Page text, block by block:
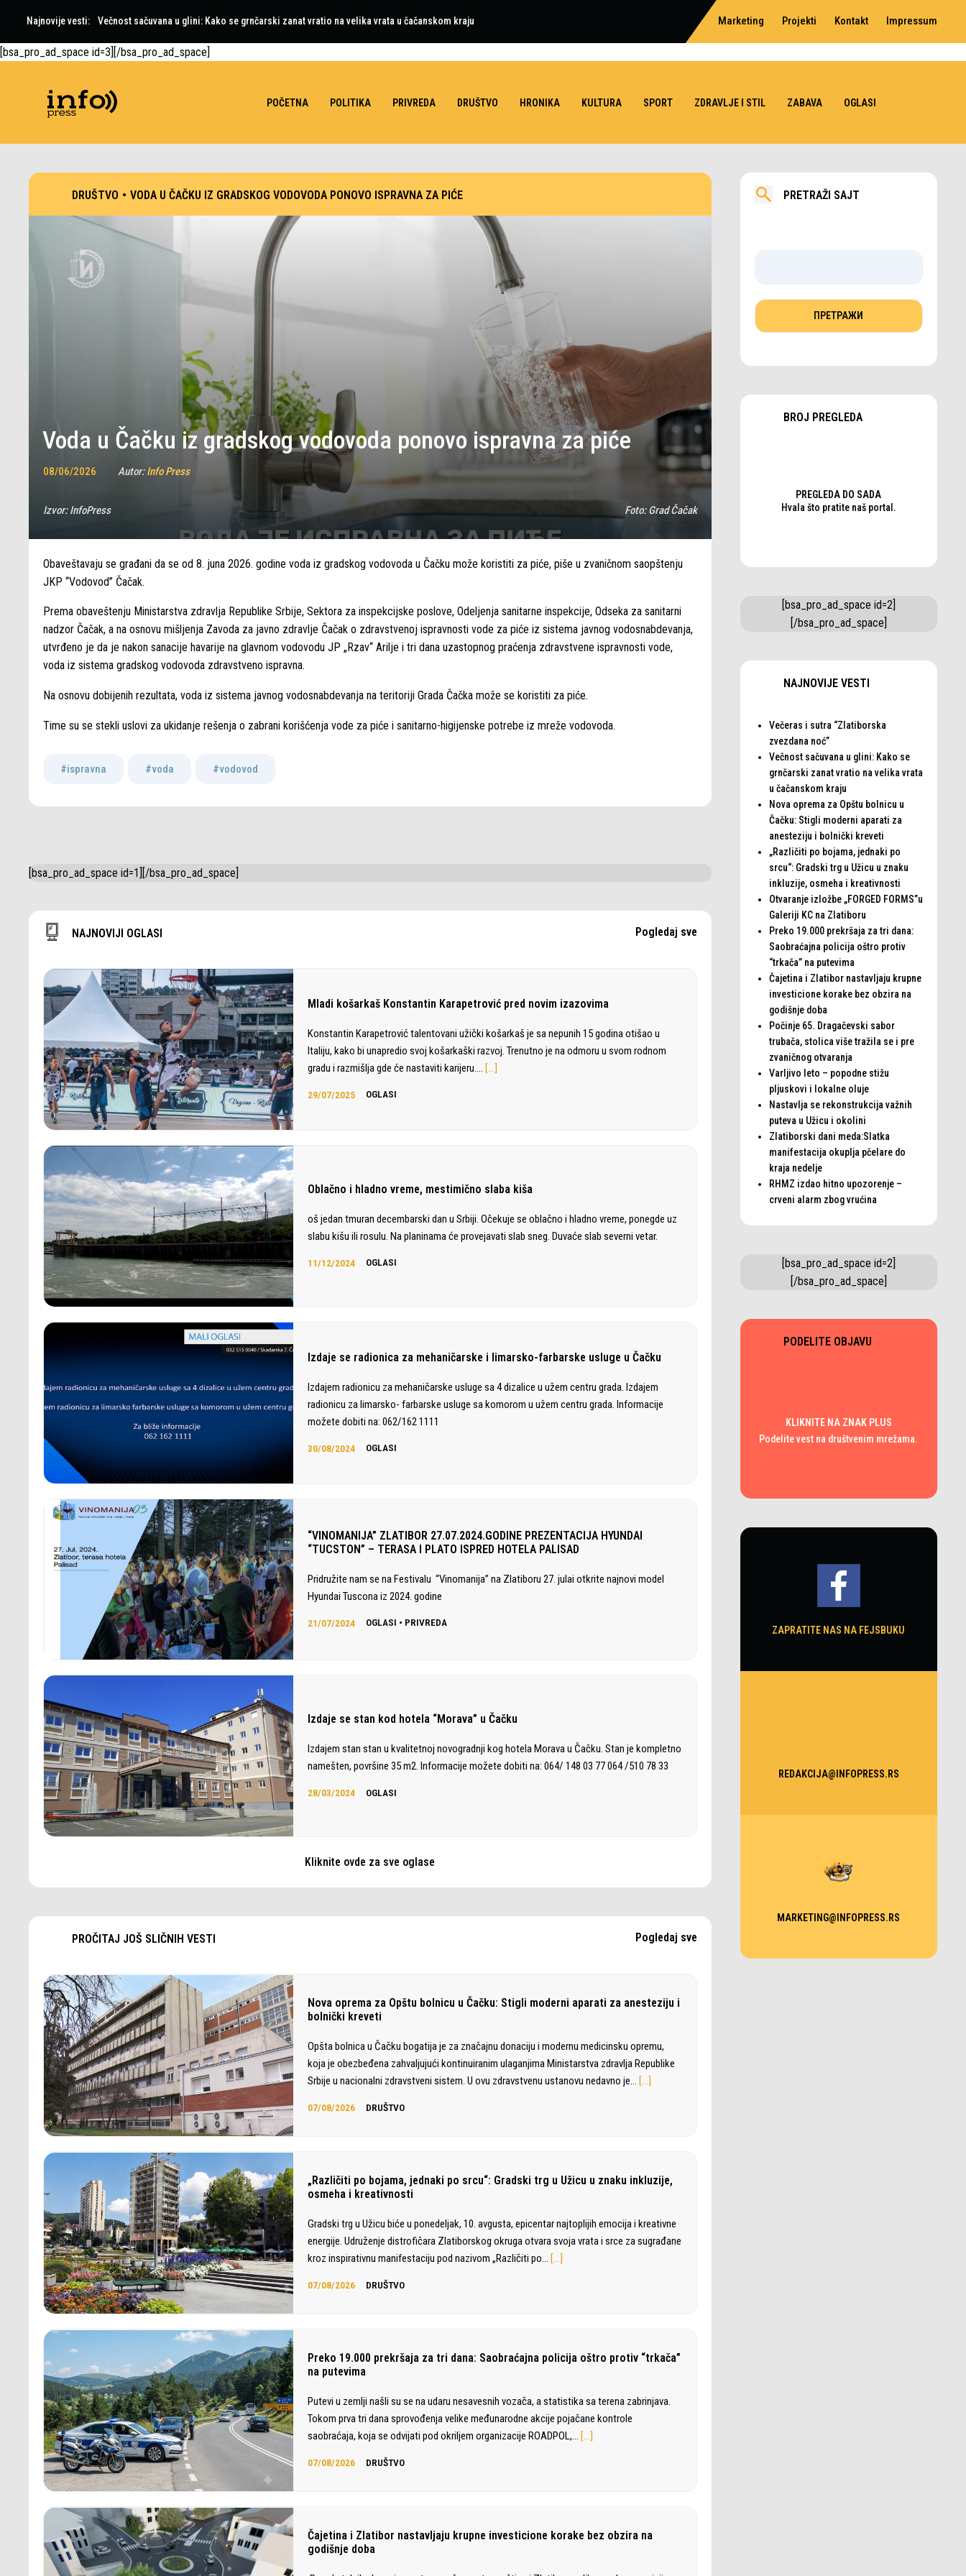
Najnovije vesti: Večnost sačuvana u glini: Kako se grnčarski zanat vratio na velika vrata u čačanskom kraju Marketing Projekti Kontakt Impressum
[bsa_pro_ad_space id=3][/bsa_pro_ad_space]
POČETNA POLITIKA PRIVREDA DRUŠTVO HRONIKA KULTURA SPORT ZDRAVLJE I STIL ZABAVA OGLASI
DRUŠTVO • VODA U ČAČKU IZ GRADSKOG VODOVODA PONOVO ISPRAVNA ZA PIĆE
Voda u Čačku iz gradskog vodovoda ponovo ispravna za piće
08/06/2026 Autor:Info Press
Izvor:InfoPress Foto:Grad Čačak
Obaveštavaju se građani da se od 8. juna 2026. godine voda iz gradskog vodovoda u Čačku može koristiti za piće, piše u zvaničnom saopštenju
JKP “Vodovod” Čačak.
Prema obaveštenju Ministarstva zdravlja Republike Srbije, Sektora za inspekcijske poslove, Odeljenja sanitarne inspekcije, Odseka za sanitarni
nadzor Čačak, a na osnovu mišljenja Zavoda za javno zdravlje Čačak o zdravstvenoj ispravnosti vode za piće iz sistema javnog vodosnabdevanja,
utvrđeno je da je nakon sanacije havarije na glavnom vodovodu JP „Rzav“ Arilje i tri dana uzastopnog praćenja zdravstvene ispravnosti vode,
voda iz sistema gradskog vodovoda zdravstveno ispravna.
Na osnovu dobijenih rezultata, voda iz sistema javnog vodosnabdevanja na teritoriji Grada Čačka može se koristiti za piće.
Time su se stekli uslovi za ukidanje rešenja o zabrani korišćenja vode za piće i sanitarno-higijenske potrebe iz mreže vodovoda.
#ispravna #voda #vodovod
[bsa_pro_ad_space id=1][/bsa_pro_ad_space]
NAJNOVIJI OGLASI Pogledaj sve
Mladi košarkaš Konstantin Karapetrović pred novim izazovima
Konstantin Karapetrović talentovani užički košarkaš je sa nepunih 15 godina otišao u
Italiju, kako bi unapredio svoj košarkaški razvoj. Trenutno je na odmoru u svom rodnom
gradu i razmišlja gde će nastaviti karijeru.… […]
29/07/2025 OGLASI
Oblačno i hladno vreme, mestimično slaba kiša
oš jedan tmuran decembarski dan u Srbiji. Očekuje se oblačno i hladno vreme, ponegde uz
slabu kišu ili rosulu. Na planinama će provejavati slab sneg. Duvaće slab severni vetar.
11/12/2024 OGLASI
Izdaje se radionica za mehaničarske i limarsko-farbarske usluge u Čačku
Izdajem radionicu za mehaničarske usluge sa 4 dizalice u užem centru grada. Izdajem
radionicu za limarsko- farbarske usluge sa komorom u užem centru grada. Informacije
možete dobiti na: 062/162 1111
30/08/2024 OGLASI
“VINOMANIJA” ZLATIBOR 27.07.2024.GODINE PREZENTACIJA HYUNDAI
“TUCSTON” – TERASA I PLATO ISPRED HOTELA PALISAD
Pridružite nam se na Festivalu “Vinomanija” na Zlatiboru 27. julai otkrite najnovi model
Hyundai Tuscona iz 2024. godine
21/07/2024 OGLASI • PRIVREDA
Izdaje se stan kod hotela “Morava” u Čačku
Izdajem stan stan u kvalitetnoj novogradnji kog hotela Morava u Čačku. Stan je kompletno
namešten, površine 35 m2. Informacije možete dobiti na: 064/ 148 03 77 064 /510 78 33
28/03/2024 OGLASI
Kliknite ovde za sve oglase
PROČITAJ JOŠ SLIČNIH VESTI Pogledaj sve
Nova oprema za Opštu bolnicu u Čačku: Stigli moderni aparati za anesteziju i
bolnički kreveti
Opšta bolnica u Čačku bogatija je za značajnu donaciju i modernu medicinsku opremu,
koja je obezbeđena zahvaljujući kontinuiranim ulaganjima Ministarstva zdravlja Republike
Srbije u nacionalni zdravstveni sistem. U ovu zdravstvenu ustanovu nedavno je… […]
07/08/2026 DRUŠTVO
„Različiti po bojama, jednaki po srcu“: Gradski trg u Užicu u znaku inkluzije,
osmeha i kreativnosti
Gradski trg u Užicu biće u ponedeljak, 10. avgusta, epicentar najtoplijih emocija i kreativne
energije. Udruženje distrofičara Zlatiborskog okruga otvara svoja vrata i srce za sugrađane
kroz inspirativnu manifestaciju pod nazivom „Različiti po… […]
07/08/2026 DRUŠTVO
Preko 19.000 prekršaja za tri dana: Saobraćajna policija oštro protiv “trkača”
na putevima
Putevi u zemlji našli su se na udaru nesavesnih vozača, a statistika sa terena zabrinjava.
Tokom prva tri dana sprovođenja velike međunarodne akcije pojačane kontrole
saobraćaja, koja se odvijati pod okriljem organizacije ROADPOL,… […]
07/08/2026 DRUŠTVO
Čajetina i Zlatibor nastavljaju krupne investicione korake bez obzira na
godišnje doba
PRETRAŽI SAJT
BROJ PREGLEDA
PREGLEDA DO SADA
Hvala što pratite naš portal.
[bsa_pro_ad_space id=2]
[/bsa_pro_ad_space]
NAJNOVIJE VESTI
Večeras i sutra “Zlatiborska
zvezdana noć”
Večnost sačuvana u glini: Kako se
grnčarski zanat vratio na velika vrata
u čačanskom kraju
Nova oprema za Opštu bolnicu u
Čačku: Stigli moderni aparati za
anesteziju i bolnički kreveti
„Različiti po bojama, jednaki po
srcu“: Gradski trg u Užicu u znaku
inkluzije, osmeha i kreativnosti
Otvaranje izložbe „FORGED FORMS”u
Galeriji KC na Zlatiboru
Preko 19.000 prekršaja za tri dana:
Saobraćajna policija oštro protiv
“trkača” na putevima
Čajetina i Zlatibor nastavljaju krupne
investicione korake bez obzira na
godišnje doba
Počinje 65. Dragačevski sabor
trubača, stolica više tražila se i pre
zvaničnog otvaranja
Varljivo leto – popodne stižu
pljuskovi i lokalne oluje
Nastavlja se rekonstrukcija važnih
puteva u Užicu i okolini
Zlatiborski dani meda:Slatka
manifestacija okuplja pčelare do
kraja nedelje
RHMZ izdao hitno upozorenje –
crveni alarm zbog vrućina
[bsa_pro_ad_space id=2]
[/bsa_pro_ad_space]
PODELITE OBJAVU
KLIKNITE NA ZNAK PLUS
Podelite vest na društvenim mrežama.
ZAPRATITE NAS NA FEJSBUKU
REDAKCIJA@INFOPRESS.RS
MARKETING@INFOPRESS.RS